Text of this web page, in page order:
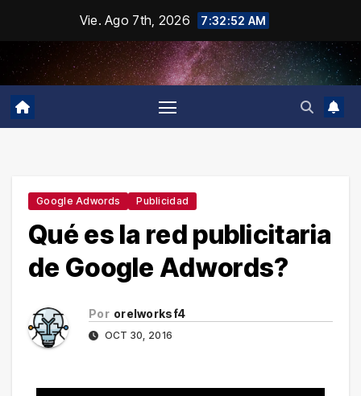
contenido
Vie. Ago 7th, 2026 7:32:52 AM
Google Adwords Publicidad
Qué es la red publicitaria
de Google Adwords?
Por orelworksf4
OCT 30, 2016